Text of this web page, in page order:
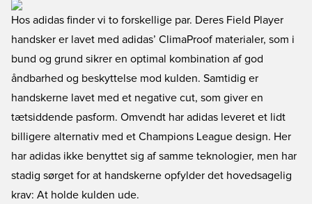
Hos adidas finder vi to forskellige par. Deres Field Player
handsker er lavet med adidas’ ClimaProof materialer, som i
bund og grund sikrer en optimal kombination af god
åndbarhed og beskyttelse mod kulden. Samtidig er
handskerne lavet med et negative cut, som giver en
tætsiddende pasform. Omvendt har adidas leveret et lidt
billigere alternativ med et Champions League design. Her
har adidas ikke benyttet sig af samme teknologier, men har
stadig sørget for at handskerne opfylder det hovedsagelig
krav: At holde kulden ude.